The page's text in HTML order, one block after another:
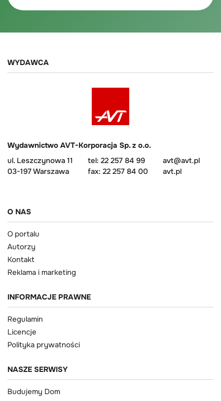
WYDAWCA
Wydawnictwo AVT-Korporacja Sp. z o.o.
ul. Leszczynowa 11
03-197 Warszawa
tel: 22 257 84 99
fax: 22 257 84 00
avt@avt.pl
avt.pl
O NAS
O portalu
Autorzy
Kontakt
Reklama i marketing
INFORMACJE PRAWNE
Regulamin
Licencje
Polityka prywatności
NASZE SERWISY
Budujemy Dom